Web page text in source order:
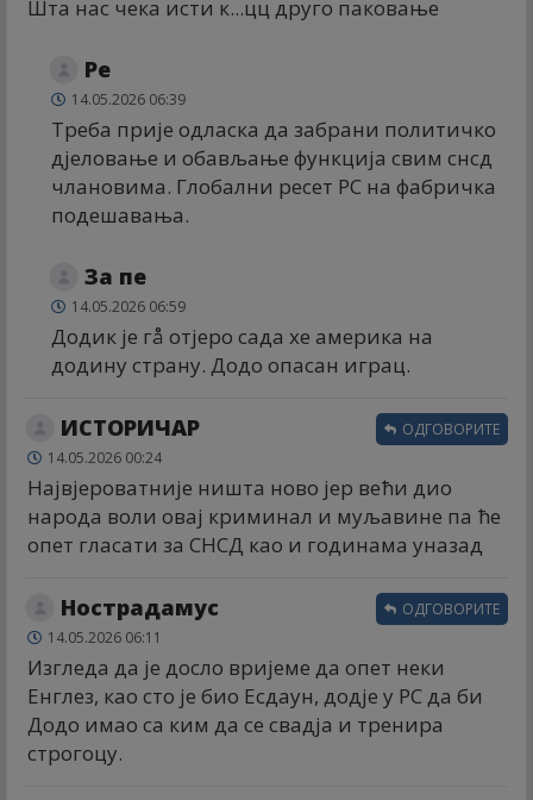
Шта нас чека исти к...цц друго паковање
Ре
14.05.2026 06:39
Треба прије одласка да забрани политичко
дјеловање и обављање функција свим снсд
члановима. Глобални ресет РС на фабричка
подешавања.
За пе
14.05.2026 06:59
Додик је гå отјеро сада хе америка на
додину страну. Додо опасан играц.
ИСТОРИЧАР
14.05.2026 00:24
Највјероватније ништа ново јер већи дио
народа воли овај криминал и муљавине па ће
опет гласати за СНСД као и годинама уназад
ОДГОВОРИТЕ
Нострадамус
14.05.2026 06:11
Изгледа да је досло вријеме да опет неки
Енглез, као сто је био Есдаун, додје у РС да би
Додо имао са ким да се свадја и тренира
строгоцу.
ОДГОВОРИТЕ